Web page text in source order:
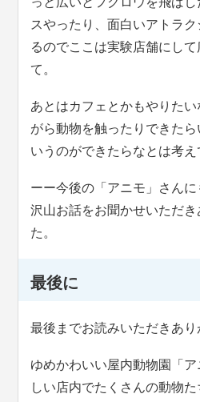
スやったり、面白いアトラ
るのでここは実験店舗にし
て。
あとはカフェとかもやりた
がら動物を触ったりできた
いうのができたらなとは考え
ーー今後の「アニモ」さんに
沢山お話をお聞かせいただ
た。
最後に
最後までお読みいただきあり
ゆめかわいい屋内動物園「
しい店内でたくさんの動物